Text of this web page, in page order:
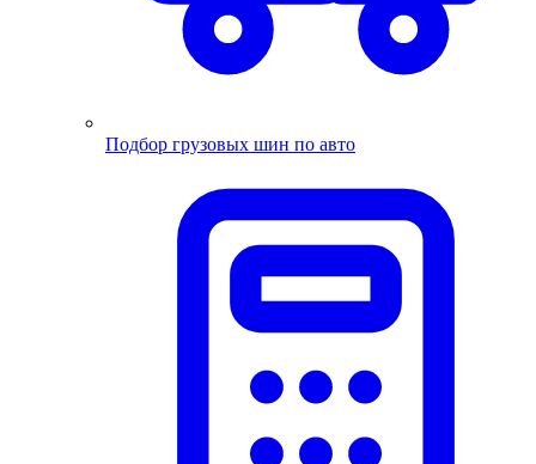
Подбор грузовых шин по авто